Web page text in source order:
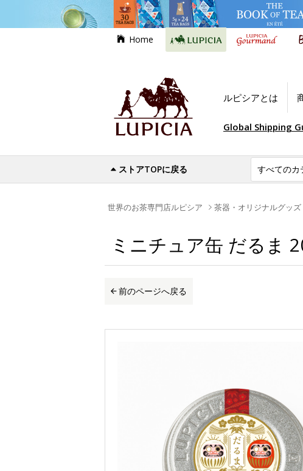
Home
ルピシアとは
Global Shipping
ストアTOPに戻る
世界のお茶専門店ルピシア 茶器・オリジナルグッズ
ミニチュア缶 だるま
前のページへ戻る